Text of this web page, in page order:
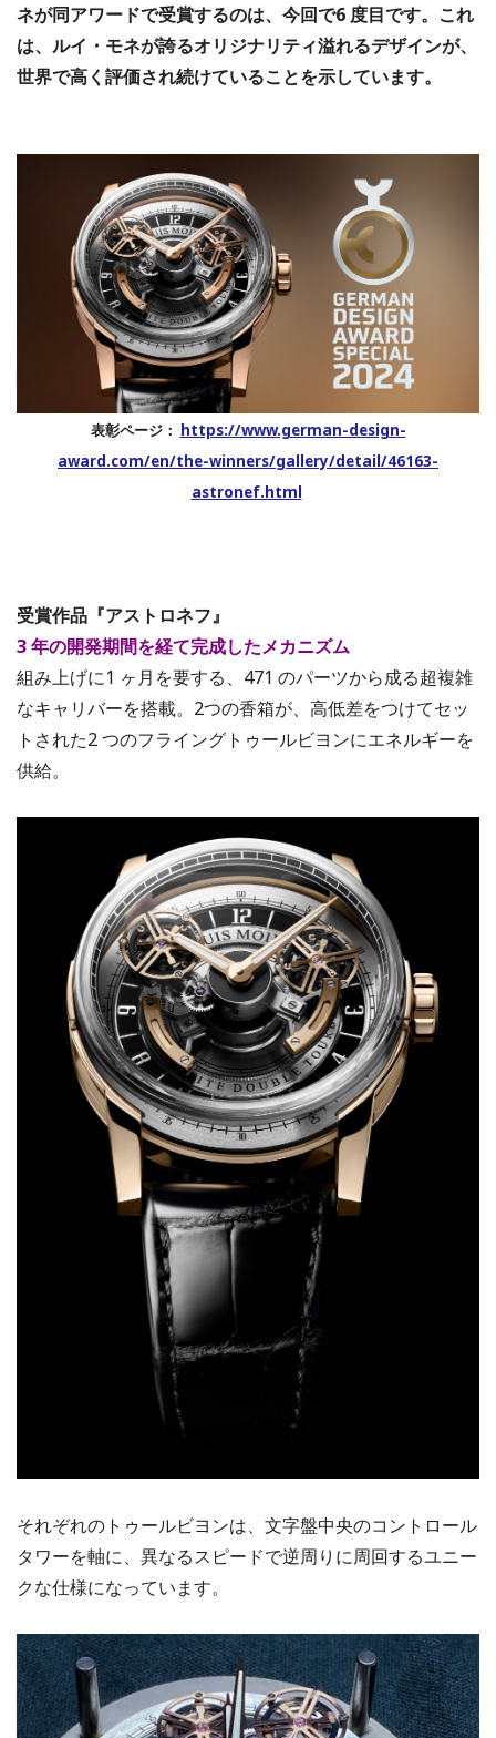
ネが同アワードで受賞するのは、今回で6 度目です。これ
は、ルイ・モネが誇るオリジナリティ溢れるデザインが、
世界で高く評価され続けていることを示しています。
表彰ページ： https://www.german-design-
award.com/en/the-winners/gallery/detail/46163-
astronef.html
受賞作品『アストロネフ』
3 年の開発期間を経て完成したメカニズム
組み上げに1 ヶ月を要する、471 のパーツから成る超複雑
なキャリバーを搭載。2つの香箱が、高低差をつけてセッ
トされた2 つのフライングトゥールビヨンにエネルギーを
供給。
それぞれのトゥールビヨンは、文字盤中央のコントロール
タワーを軸に、異なるスピードで逆周りに周回するユニー
クな仕様になっています。